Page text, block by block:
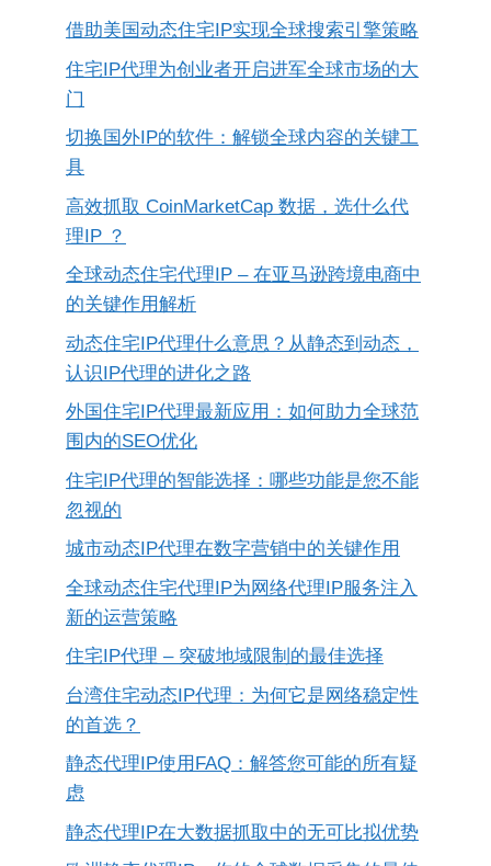
借助美国动态住宅IP实现全球搜索引擎策略
住宅IP代理为创业者开启进军全球市场的大
门
切换国外IP的软件：解锁全球内容的关键工
具
高效抓取 CoinMarketCap 数据，选什么代
理IP ？
全球动态住宅代理IP – 在亚马逊跨境电商中
的关键作用解析
动态住宅IP代理什么意思？从静态到动态，
认识IP代理的进化之路
外国住宅IP代理最新应用：如何助力全球范
围内的SEO优化
住宅IP代理的智能选择：哪些功能是您不能
忽视的
城市动态IP代理在数字营销中的关键作用
全球动态住宅代理IP为网络代理IP服务注入
新的运营策略
住宅IP代理 – 突破地域限制的最佳选择
台湾住宅动态IP代理：为何它是网络稳定性
的首选？
静态代理IP使用FAQ：解答您可能的所有疑
虑
静态代理IP在大数据抓取中的无可比拟优势